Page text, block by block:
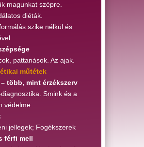
magunkat szépre.
diéták.
szike nélkül és
pattanások. Az ajak.
műtétek
– több, mint érzékszerv
Smink és a
védelme
jellegek; Fogékszerek
férfi mell